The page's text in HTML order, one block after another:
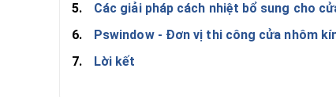
5.
Các giải pháp cách nhiệt bổ sung cho
6.
Pswindow - Đơn vị thi công cửa nhôm
7.
Lời kết